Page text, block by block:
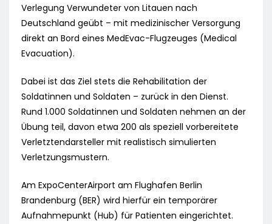
Verlegung Verwundeter von Litauen nach
Deutschland geübt – mit medizinischer Versorgung
direkt an Bord eines MedEvac-Flugzeuges (Medical
Evacuation).
Dabei ist das Ziel stets die Rehabilitation der
Soldatinnen und Soldaten – zurück in den Dienst.
Rund 1.000 Soldatinnen und Soldaten nehmen an der
Übung teil, davon etwa 200 als speziell vorbereitete
Verletztendarsteller mit realistisch simulierten
Verletzungsmustern.
Am ExpoCenterAirport am Flughafen Berlin
Brandenburg (BER) wird hierfür ein temporärer
Aufnahmepunkt (Hub) für Patienten eingerichtet.